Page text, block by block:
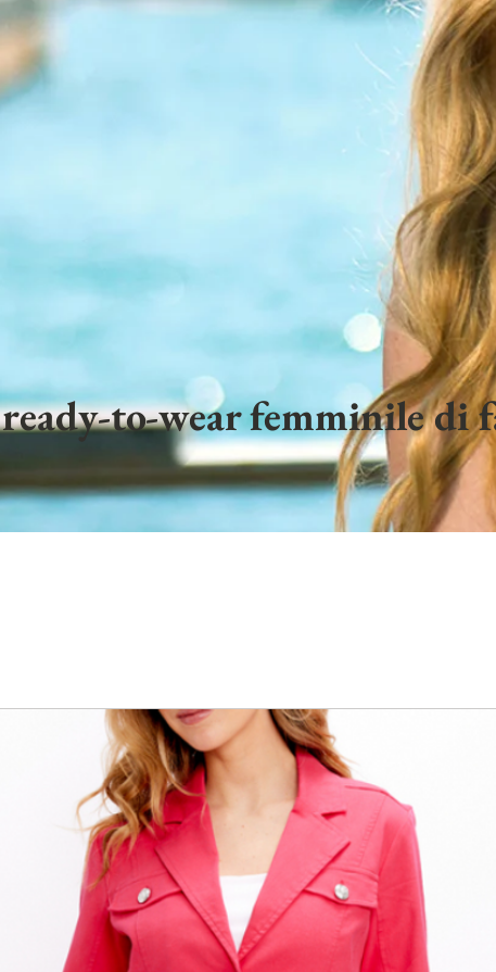
ready-to-wear femminile di